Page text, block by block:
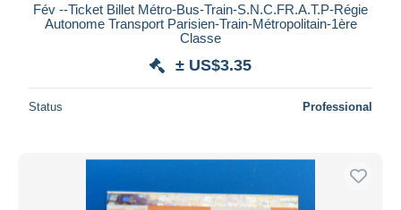
Fév --Ticket Billet Métro-Bus-Train-S.N.C.F️R.A.T.P-Régie
Autonome Transport Parisien-Train-Métropolitain-1ère
Classe
± US$3.35
Status Professional